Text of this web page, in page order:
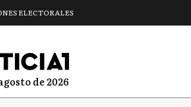
ELECTORALES
de 2026